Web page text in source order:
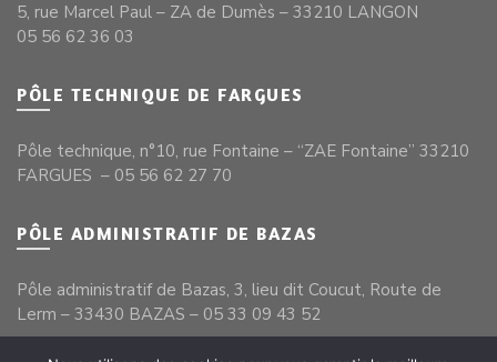
5, rue Marcel Paul – ZA de Dumès – 33210 LANGON
05 56 62 36 03
PÔLE TECHNIQUE DE FARGUES
Pôle technique, n°10, rue Fontaine – “ZAE Fontaine” 33210
FARGUES – 05 56 62 27 70
PÔLE ADMINISTRATIF DE BAZAS
Pôle administratif de Bazas, 3, lieu dit Coucut, Route de
Lerm – 33430 BAZAS – 05 33 09 43 52